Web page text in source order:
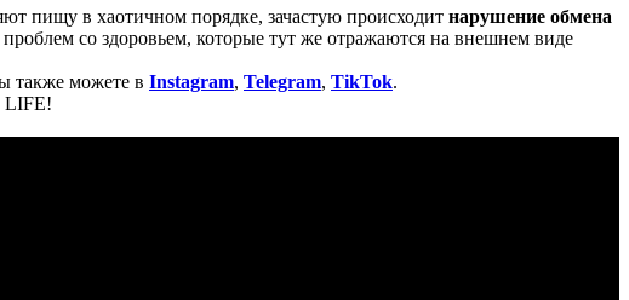
пищу в хаотичном порядке, зачастую происходит нарушение обмена
со здоровьем, которые тут же отражаются на внешнем виде
также можете в Instagram, Telegram, TikTok.
LIFE!